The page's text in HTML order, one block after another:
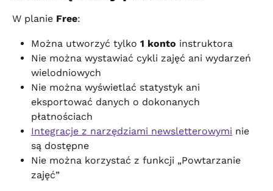
W planie Free:
Można utworzyć tylko 1 konto instruktora
Nie można wystawiać cykli zajęć ani wydarzeń
wielodniowych
Nie można wyświetlać statystyk ani
eksportować danych o dokonanych
płatnościach
Integracje z narzędziami newsletterowymi nie
są dostępne
Nie można korzystać z funkcji „Powtarzanie
zajęć”